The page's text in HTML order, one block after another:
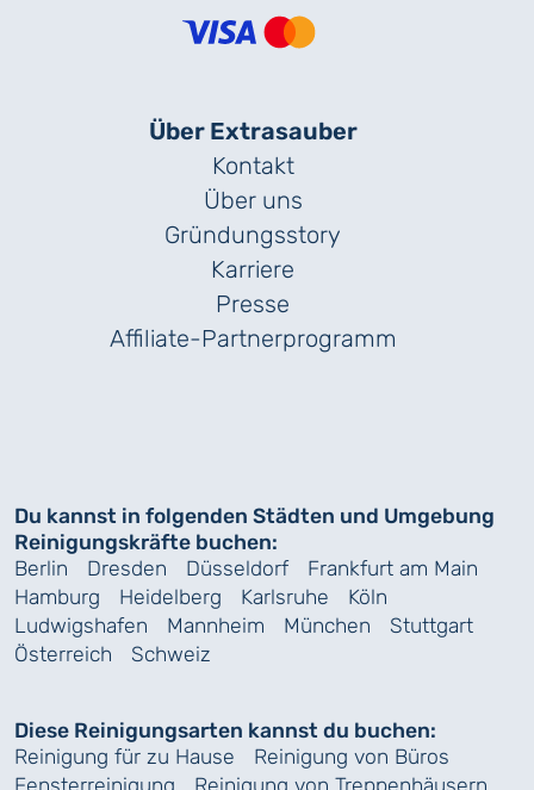
Über Extrasauber
Kontakt
Über uns
Gründungs­story
Karriere
Presse
Affiliate-Partnerprogramm
Du kannst in folgenden Städten und Umgebung
Reinigungskräfte buchen:
Berlin
Dresden Düsseldorf
Frankfurt am Main
Hamburg
Heidelberg Karlsruhe
Köln
Ludwigshafen
Mannheim München
Stuttgart
Österreich
Schweiz
Diese Reinigungsarten kannst du buchen:
Reinigung für zu Hause
Reinigung von Büros
Fensterreinigung
Reinigung von Treppenhäusern